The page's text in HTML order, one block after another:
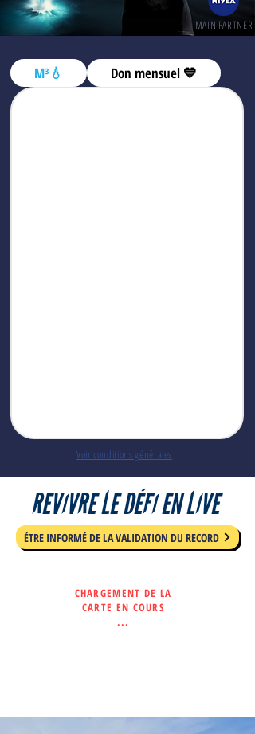
MAIN PARTNER
M³💧 Don mensuel 💙
Voir conditions générales
REVIVRE LE DÉFI EN LIVE
ÉTRE INFORMÉ DE LA VALIDATION DU RECORD
CHARGEMENT DE LA
CARTE EN COURS
...